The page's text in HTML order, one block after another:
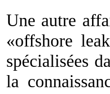
Une autre
«offshore
spécialisées
la